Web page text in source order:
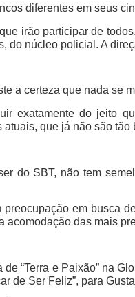
diferentes em seus
irão participar de
do núcleo policial. A
a certeza que nada se
exatamente do jeito
atuais, que já não são
do SBT, não tem
preocupação em busca
acomodação das mais
“Terra e Paixão” na
de Ser Feliz”, para